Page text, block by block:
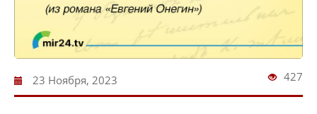
23 Ноября, 2023 427